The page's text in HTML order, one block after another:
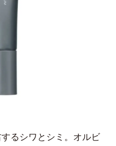
るシワとシミ。オルビ